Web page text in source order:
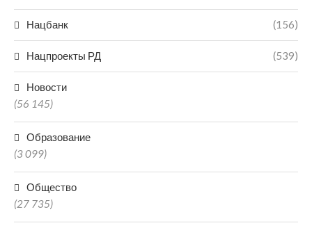
Нацбанк (156)
Нацпроекты РД (539)
Новости
(56 145)
Образование
(3 099)
Общество
(27 735)